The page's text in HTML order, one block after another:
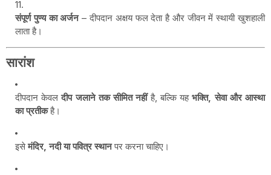
संपूर्ण पुण्य का अर्जन– दीपदान अक्षय फल देता है और जीवन में स्थायी खुशहाली
लाता है।
सारांश
दीपदान केवलदीप जलाने तक सीमित नहींहै, बल्कि यहभक्ति, सेवा और आस्था
का प्रतीकहै।
इसेमंदिर, नदी या पवित्र स्थानपर करना चाहिए।